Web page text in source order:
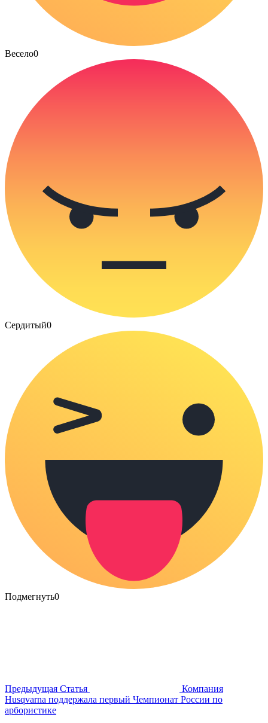
Весело0
Сердитый0
Подмегнуть0
Предыдущая Статья
Компания
Husqvarna поддержала первый Чемпионат России по
арбористике